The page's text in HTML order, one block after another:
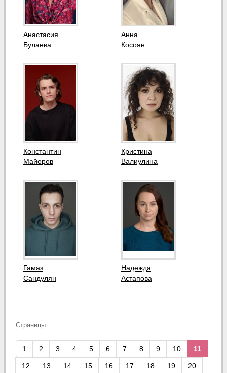
Анастасия
Булаева
Анна
Косоян
Константин
Майоров
Кристина
Валиулина
Гамаз
Сандулян
Надежда
Астапова
Страницы:
1 2 3 4 5 6 7 8 9 10 11
12 13 14 15 16 17 18 19 20